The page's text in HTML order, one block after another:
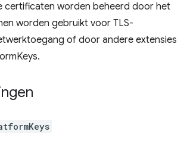
certificaten worden beheerd door het
worden gebruikt voor TLS-
of door andere extensies